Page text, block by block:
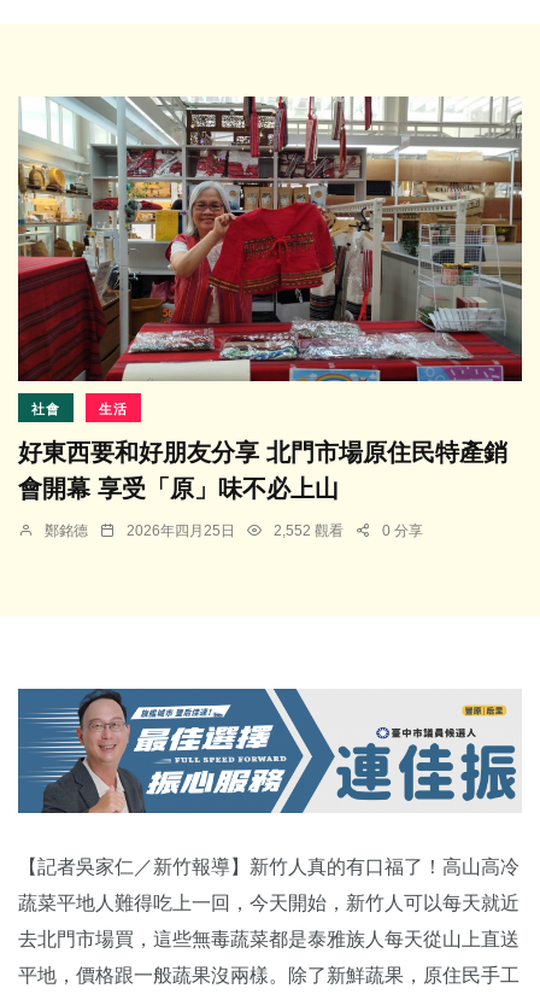
社會 生活
好東西要和好朋友分享 北門市場原住民特產銷
會開幕 享受「原」味不必上山
鄭銘德 2026年四月25日 2,552 觀看 0 分享
【記者吳家仁／新竹報導】新竹人真的有口福了！高山高冷
蔬菜平地人難得吃上一回，今天開始，新竹人可以每天就近
去北門市場買，這些無毒蔬菜都是泰雅族人每天從山上直送
平地，價格跟一般蔬果沒兩樣。除了新鮮蔬果，原住民手工